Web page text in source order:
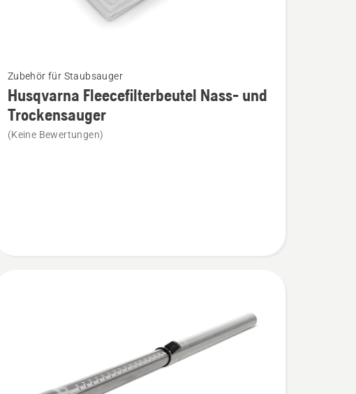
Details
Husqvarna
Zubehör für Staubsauger
Husqvarna Fleecefilterbeutel Nass- und
Trockensauger
(Keine Bewertungen)